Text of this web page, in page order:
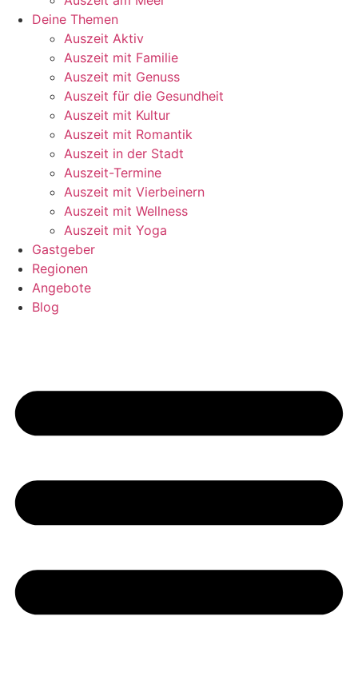
Deine Themen
Auszeit Aktiv
Auszeit mit Familie
Auszeit mit Genuss
Auszeit für die Gesundheit
Auszeit mit Kultur
Auszeit mit Romantik
Auszeit in der Stadt
Auszeit-Termine
Auszeit mit Vierbeinern
Auszeit mit Wellness
Auszeit mit Yoga
Gastgeber
Regionen
Angebote
Blog